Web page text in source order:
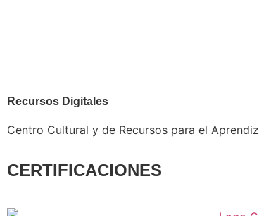
Recursos Digitales
Centro Cultural y de Recursos para el
CERTIFICACIONES